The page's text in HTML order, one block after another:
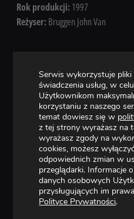
Rok produkcji: 1997
Reżyser: Bruggen John Van
ZOBACZ RÓWNIEŻ
Serwis wykorzystuje
świadczenia usług, w
Użytkownikom
korzystaniu z naszego
temat dowiesz się w
z tej strony wyrażasz na
wyrażasz zgody na
cookies, możesz
odpowiednich zmian w
przeglądarki. Informacje
danych osobowych
przysługujących im
Polityce Prywatności.